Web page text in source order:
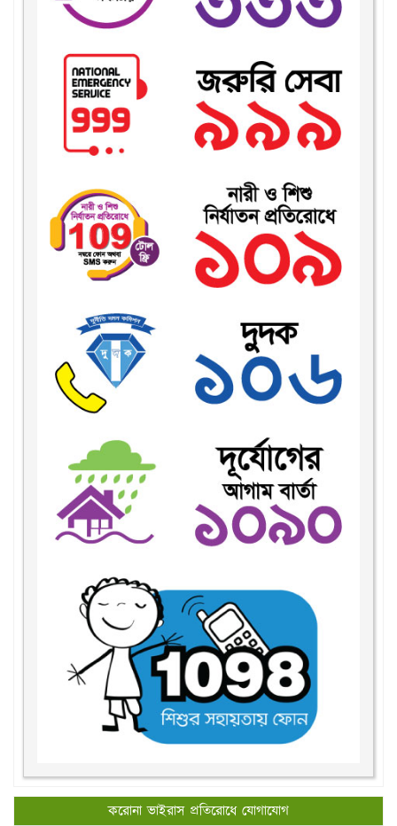
করোনা ভাইরাস প্রতিরোধে যোগাযোগ